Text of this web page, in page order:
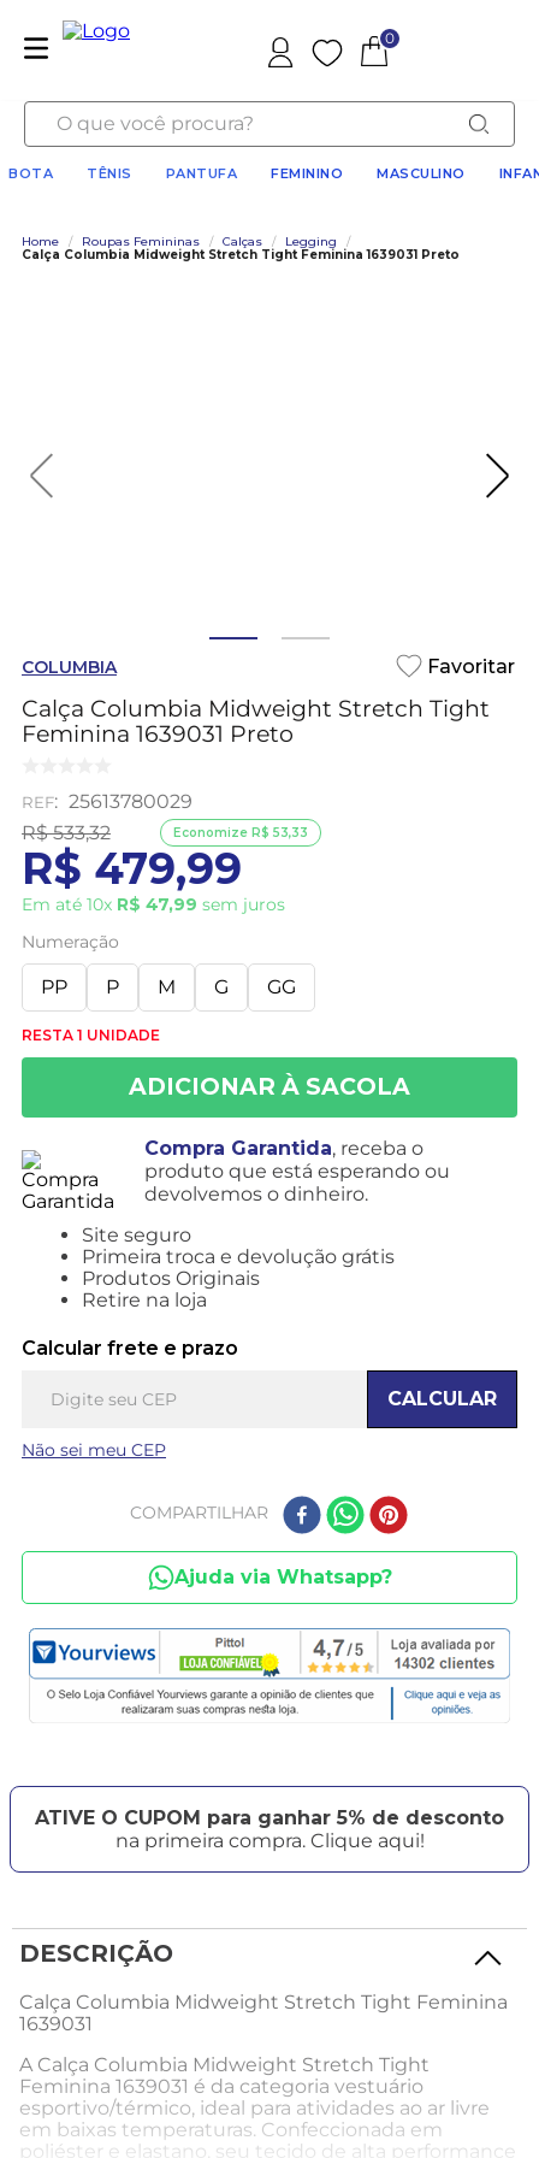
Favoritos
0
O que você procura?
BOTA TÊNIS PANTUFA FEMININO MASCULINO
Home / Roupas Femininas / Calças / Legging
/
Calça Columbia Midweight Stretch Tight Feminina 1639031 Preto
COLUMBIA
Calça Columbia Midweight Stretch Tight
Feminina 1639031 Preto
: 25613780029
R$ 533,32
R$ 479,99
Em até 10x R$ 47,99 sem juros
Economize R$ 53,33
Numeração
PP P M G GG
RESTA 1 UNIDADE
Compra Garantida, receba o
produto que está esperando ou
devolvemos o dinheiro.
Site seguro
Primeira troca e devolução grátis
Produtos Originais
Retire na loja
Calcular frete e prazo
CALCULAR
Não sei meu CEP
COMPARTILHAR
Ajuda via Whatsapp?
ATIVE O CUPOM para ganhar 5% de desconto
na primeira compra. Clique aqui!
DESCRIÇÃO
Calça Columbia Midweight Stretch Tight Feminina
1639031
A Calça Columbia Midweight Stretch Tight
Feminina 1639031 é da categoria vestuário
esportivo/térmico, ideal para atividades ao ar livre
em baixas temperaturas. Confeccionada em
poliéster e elastano, seu tecido de alta performance